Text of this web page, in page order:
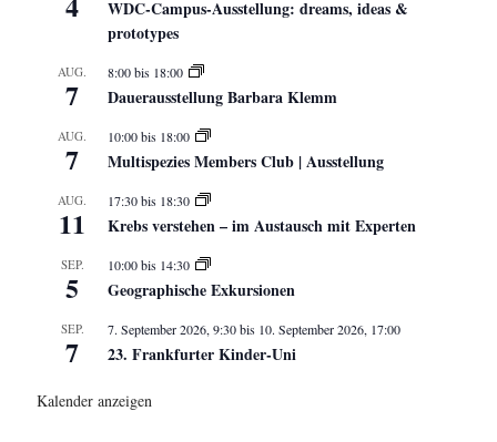
WDC-Campus-Ausstellung: dreams, ideas &
prototypes
AUG.
7
8:00bis 18:00
Dauerausstellung Barbara Klemm
AUG.
7
10:00bis 18:00
Multispezies Members Club | Ausstellung
AUG.
11
17:30bis 18:30
Krebs verstehen – im Austausch mit Experten
SEP.
5
10:00bis 14:30
Geographische Exkursionen
SEP.
7
7. September 2026, 9:30bis 10. September 2026, 17:00
23. Frankfurter Kinder-Uni
Kalender anzeigen